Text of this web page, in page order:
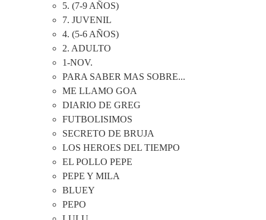
5. (7-9 AÑOS)
7. JUVENIL
4. (5-6 AÑOS)
2. ADULTO
1-NOV.
PARA SABER MAS SOBRE...
ME LLAMO GOA
DIARIO DE GREG
FUTBOLISIMOS
SECRETO DE BRUJA
LOS HEROES DEL TIEMPO
EL POLLO PEPE
PEPE Y MILA
BLUEY
PEPO